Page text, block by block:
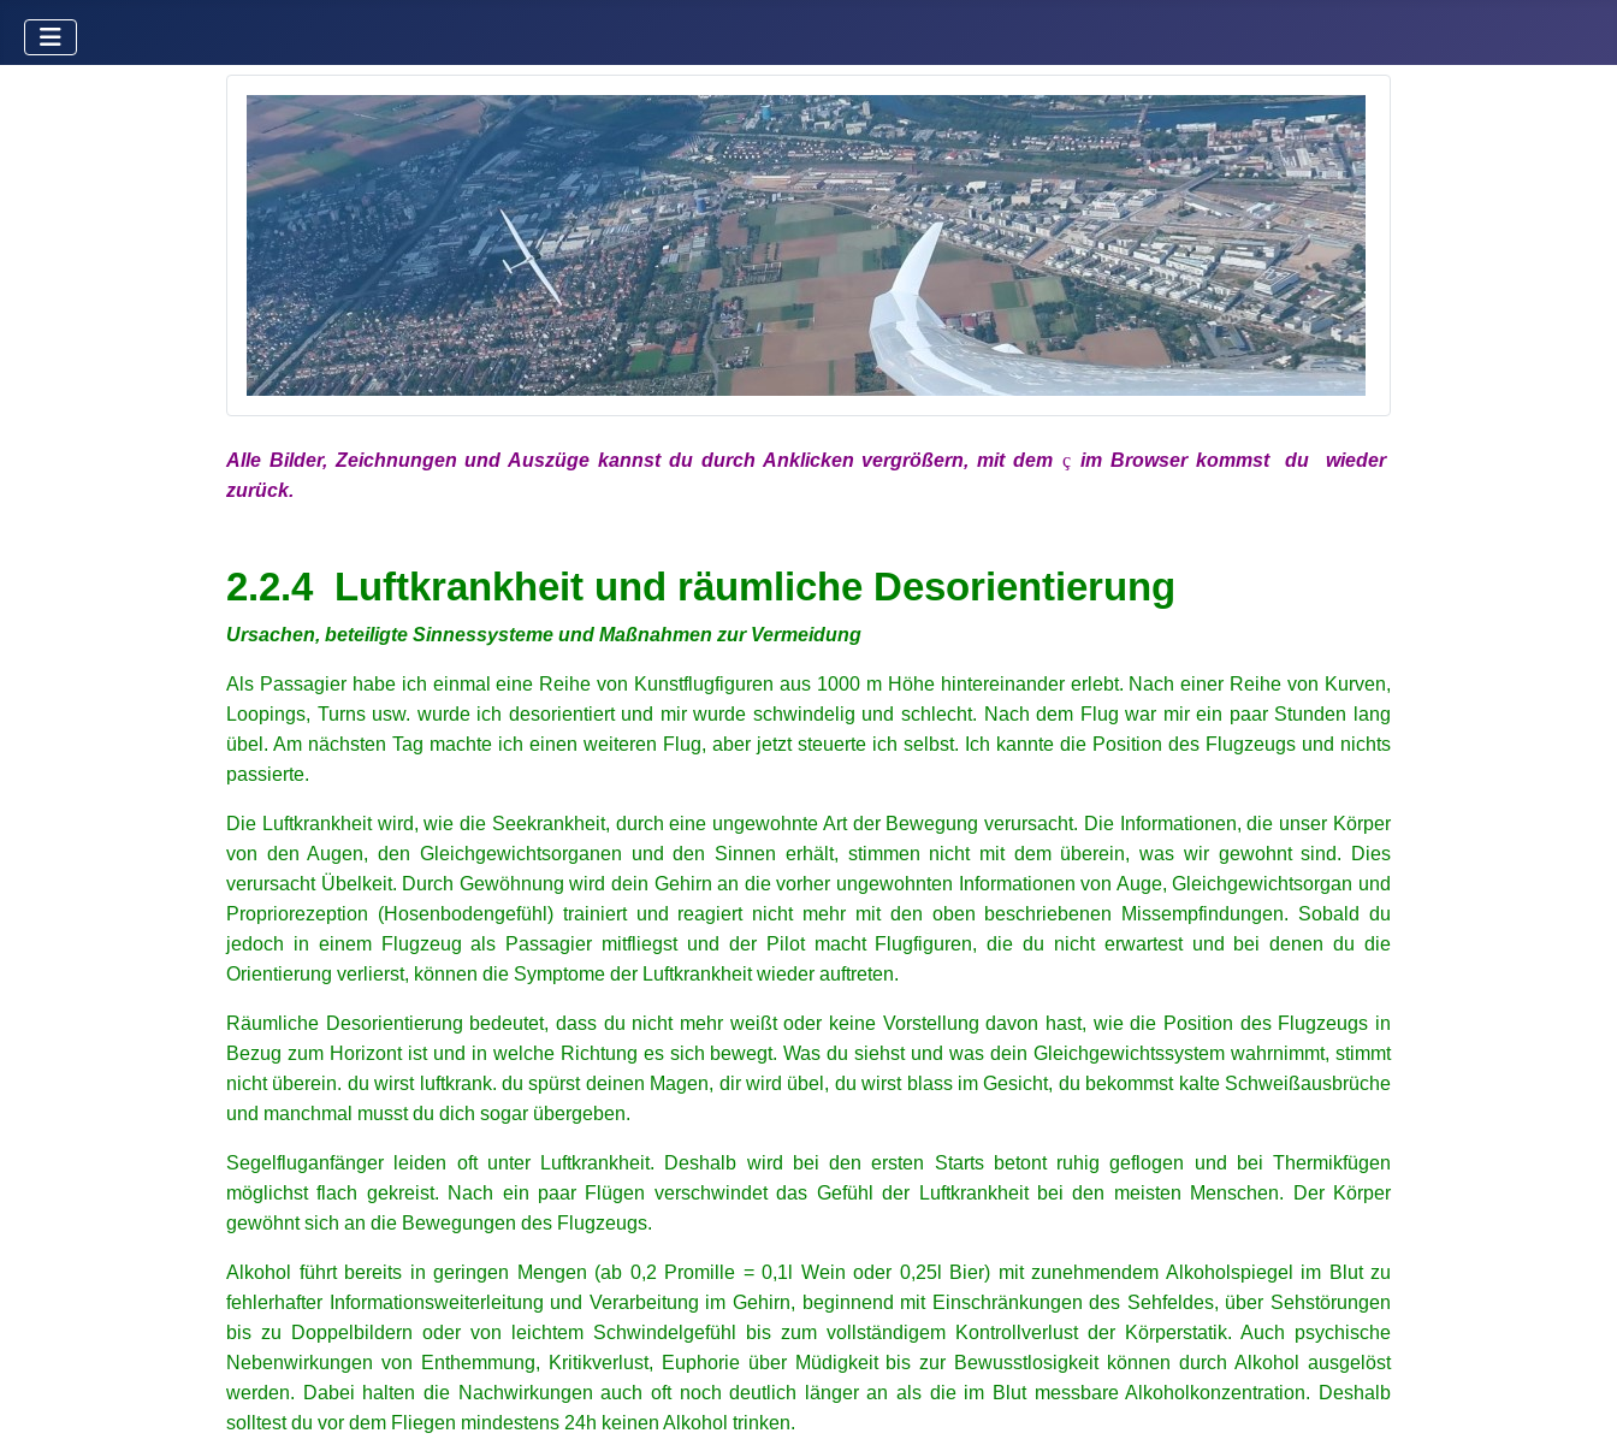
Alle Bilder, Zeichnungen und Auszüge kannst du durch Anklicken vergrößern, mitdem xç xim Browser kommst du wieder
zurück.
2.2.4 Luftkrankheit und räumliche Desorientierung
Ursachen, beteiligte Sinnessysteme und Maßnahmen zur Vermeidung
Als Passagier habe ich einmal eine Reihe von Kunstflugfiguren aus 1000 m Höhe hintereinander erlebt. Nach einer Reihe von Kurven,
Loopings, Turns usw. wurde ich desorientiert und mir wurde schwindelig und schlecht. Nach dem Flug war mir ein paar Stunden lang
übel. Am nächsten Tag machte ich einen weiteren Flug, aber jetzt steuerte ich selbst. Ich kannte die Position des Flugzeugs und nichts
passierte.
Die Luftkrankheit wird, wie die Seekrankheit, durch eine ungewohnte Art der Bewegung verursacht. Die Informationen, die unser Körper
von den Augen, den Gleichgewichtsorganen und den Sinnen erhält, stimmen nicht mit dem überein, was wir gewohnt sind. Dies
verursacht Übelkeit. Durch Gewöhnung wird dein Gehirn an die vorher ungewohnten Informationen von Auge, Gleichgewichtsorgan und
Propriorezeption (Hosenbodengefühl) trainiert und reagiert nicht mehr mit den oben beschriebenen Missempfindungen. Sobald du
jedoch in einem Flugzeug als Passagier mitfliegst und der Pilot macht Flugfiguren, die du nicht erwartest und bei denen du die
Orientierung verlierst, können die Symptome der Luftkrankheit wieder auftreten.
Räumliche Desorientierung bedeutet, dass du nicht mehr weißt oder keine Vorstellung davon hast, wie die Position des Flugzeugs in
Bezug zum Horizont ist und in welche Richtung es sich bewegt. Was du siehst und was dein Gleichgewichtssystem wahrnimmt, stimmt
nicht überein. du wirst luftkrank. du spürst deinen Magen, dir wird übel, du wirst blass im Gesicht, du bekommst kalte Schweißausbrüche
und manchmal musst du dich sogar übergeben.
Segelfluganfänger leiden oft unter Luftkrankheit. Deshalb wird bei den ersten Starts betont ruhig geflogen und bei Thermikfügen
möglichst flach gekreist. Nach ein paar Flügen verschwindet das Gefühl der Luftkrankheit bei den meisten Menschen. Der Körper
gewöhnt sich an die Bewegungen des Flugzeugs.
Alkohol führt bereits in geringen Mengen (ab 0,2 Promille = 0,1l Wein oder 0,25l Bier) mit zunehmendem Alkoholspiegel im Blut zu
fehlerhafter Informationsweiterleitung und Verarbeitung im Gehirn, beginnend mit Einschränkungen des Sehfeldes, über Sehstörungen
bis zu Doppelbildern oder von leichtem Schwindelgefühl bis zum vollständigem Kontrollverlust der Körperstatik. Auch psychische
Nebenwirkungen von Enthemmung, Kritikverlust, Euphorie über Müdigkeit bis zur Bewusstlosigkeit können durch Alkohol ausgelöst
werden. Dabei halten die Nachwirkungen auch oft noch deutlich länger an als die im Blut messbare Alkoholkonzentration. Deshalb
solltest du vor dem Fliegen mindestens 24h keinen Alkohol trinken.